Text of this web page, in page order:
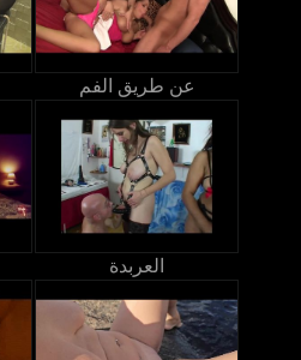
عن طريق الفم
العربدة